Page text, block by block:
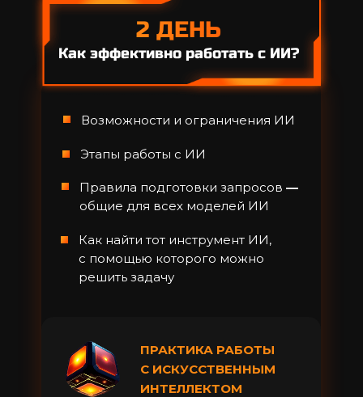
2 ДЕНЬ
Как эффективно работать с ИИ?
Возможности и ограничения ИИ
Этапы работы с ИИ
Правила подготовки запросов —
общие для всех моделей ИИ
Как найти тот инструмент ИИ,
с помощью которого можно
решить задачу
ПРАКТИКА РАБОТЫ
С ИСКУССТВЕННЫМ
ИНТЕЛЛЕКТОМ
ВЕДУЩАЯ